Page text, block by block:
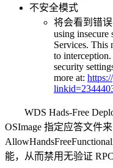
不安全模式
将会看到错误
using
Services. This
to
security
more at:
WDS Hads-Free
OSImage 指定应答文件
能，从而禁用无验证 RPC